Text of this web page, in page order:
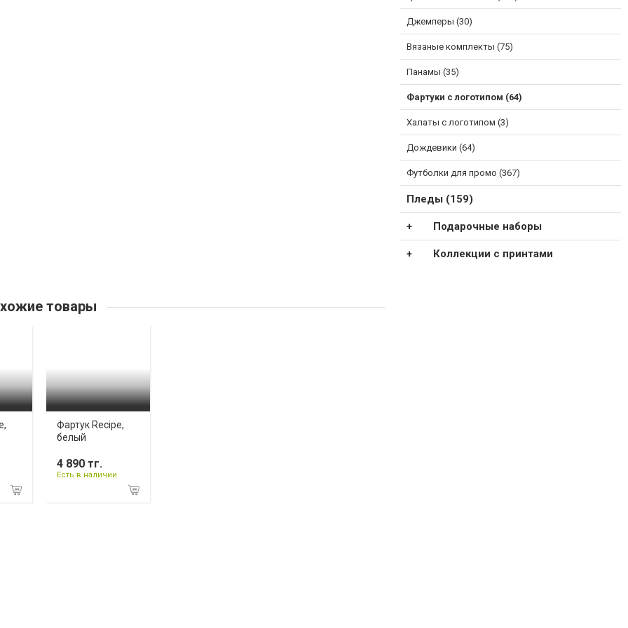
Джемперы (30)
Вязаные комплекты (75)
Панамы (35)
Фартуки с логотипом (64)
Халаты с логотипом (3)
Дождевики (64)
Футболки для промо (367)
Пледы (159)
Подарочные наборы
Коллекции с принтами
товары
Фартук Recipe,
белый
4 890 тг.
Есть в наличии